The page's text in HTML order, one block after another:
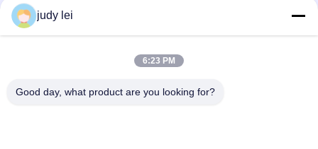
wevend
weefgetouwvervangstukken
rapierweefgetouw
het Airjetweefgetouw
judy lei
6:23 PM
Good day, what product are you looking for?